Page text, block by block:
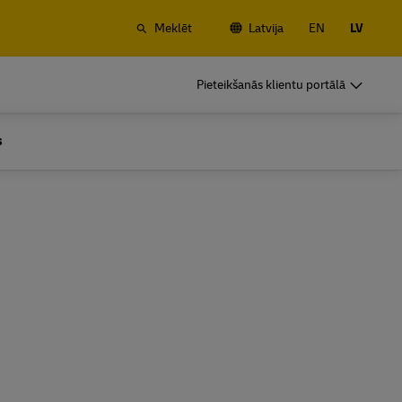
Meklēt Latvija EN LV
Pieteikšanās klientu portālā